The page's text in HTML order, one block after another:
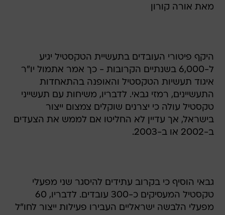
מאת אורה קורון
היקף פיטורי העובדים בתעשיית הטקסטיל יגיע
ל-6,000 בשנתיים הקרובות - כך אמר אתמול יו"ר
איגוד תעשיות הטקסטיל והאופנה בהתאחדות
התעשיינים, רמזי גבאי. לדבריו, משיחות עם תעשייני
טקסטיל עולה כי יצרנים שוקלים צמצום ייצור
בישראל, אך עדיין לא החליטו אם לממש את הצעדים
ב-2002 או ב-2003.
גבאי הוסיף כי בקרוב עתידים להיסגר שני מפעלי
טקסטיל המעסיקים כ-300 עובדים. לדבריו, 60
מפעלי הלבשה ישראליים העבירו פעילות ייצור לחו"ל